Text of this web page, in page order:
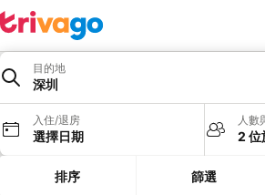
目的地
深圳
入住/退房
選擇日期
人數
2 位
排序 篩選